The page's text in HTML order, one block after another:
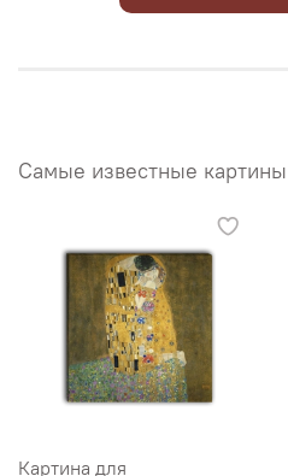
Самые известные картины
Картина для